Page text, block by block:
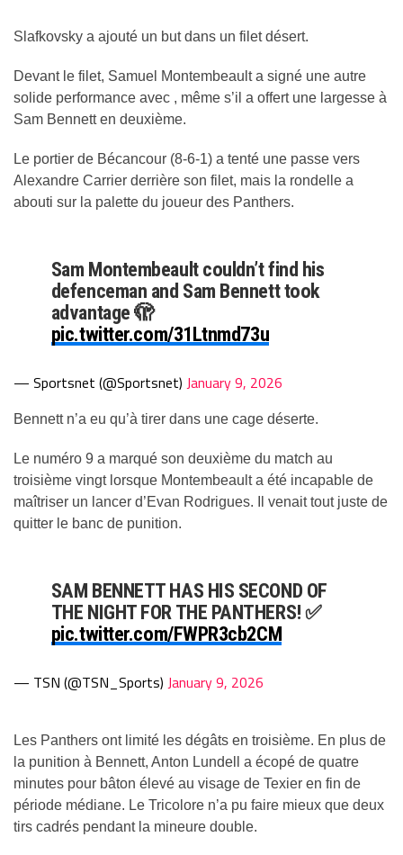
Slafkovsky a ajouté un but dans un filet désert.
Devant le filet, Samuel Montembeault a signé une autre
solide performance avec , même s’il a offert une largesse à
Sam Bennett en deuxième.
Le portier de Bécancour (8-6-1) a tenté une passe vers
Alexandre Carrier derrière son filet, mais la rondelle a
abouti sur la palette du joueur des Panthers.
Sam Montembeault couldn’t find his
defenceman and Sam Bennett took
advantage 🫣
pic.twitter.com/31Ltnmd73u
— Sportsnet (@Sportsnet) January 9, 2026
Bennett n’a eu qu’à tirer dans une cage déserte.
Le numéro 9 a marqué son deuxième du match au
troisième vingt lorsque Montembeault a été incapable de
maîtriser un lancer d’Evan Rodrigues. Il venait tout juste de
quitter le banc de punition.
SAM BENNETT HAS HIS SECOND OF
THE NIGHT FOR THE PANTHERS! ✅
pic.twitter.com/FWPR3cb2CM
— TSN (@TSN_Sports) January 9, 2026
Les Panthers ont limité les dégâts en troisième. En plus de
la punition à Bennett, Anton Lundell a écopé de quatre
minutes pour bâton élevé au visage de Texier en fin de
période médiane. Le Tricolore n’a pu faire mieux que deux
tirs cadrés pendant la mineure double.